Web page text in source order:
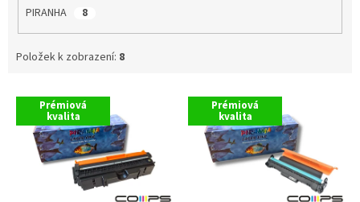
PIRANHA 8
Položek k zobrazení: 8
V
Prémiová
kvalita
Prémiová
kvalita